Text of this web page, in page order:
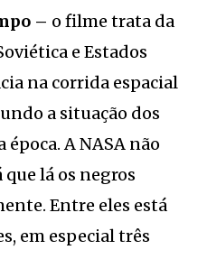
– o filme trata da
e Estados
na corrida espacial
a situação dos
A NASA não
que lá os negros
Entre eles está
em especial três